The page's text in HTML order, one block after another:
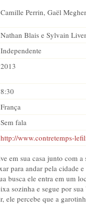
Camille Perrin, Gaël
Nathan Blais e Sylvain
Independente
2013
8:30
França
Sem fala
http://www.contretemps-
em sua casa junto com a
para andar pela cidade
busca ele entra em um
sozinha e segue por sua
ele percebe que a